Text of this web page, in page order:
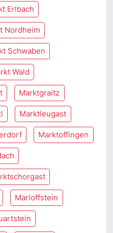
Erlbach
Nordheim
Schwaben
Wald
Marktgraitz
Marktleugast
Marktoffingen
Marloffstein